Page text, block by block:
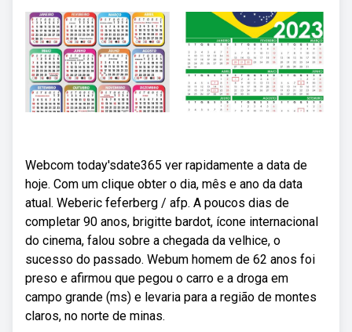
Webcom today'sdate365 ver rapidamente a data de
hoje. Com um clique obter o dia, mês e ano da data
atual. Weberic feferberg / afp. A poucos dias de
completar 90 anos, brigitte bardot, ícone internacional
do cinema, falou sobre a chegada da velhice, o
sucesso do passado. Webum homem de 62 anos foi
preso e afirmou que pegou o carro e a droga em
campo grande (ms) e levaria para a região de montes
claros, no norte de minas.